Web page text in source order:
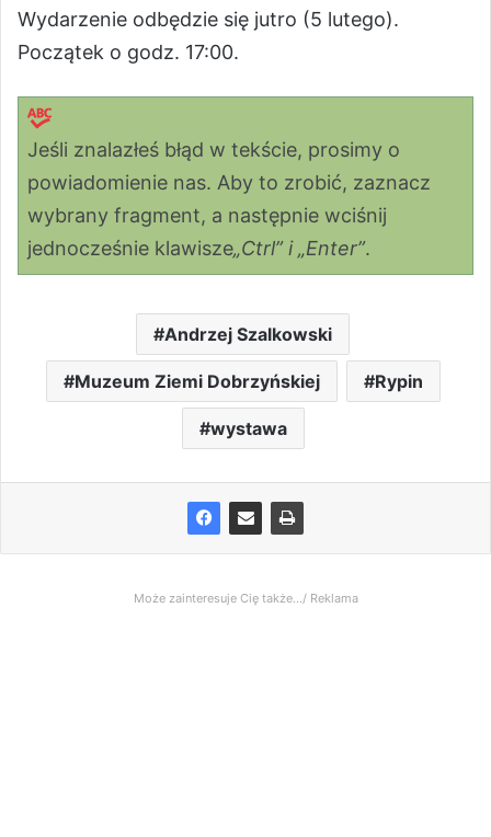
Wydarzenie odbędzie się jutro (5 lutego).
Początek o godz. 17:00.
Jeśli znalazłeś błąd w tekście, prosimy o
powiadomienie nas. Aby to zrobić, zaznacz
wybrany fragment, a następnie wciśnij
jednocześnie klawisze„Ctrl” i „Enter”.
Andrzej Szalkowski
Muzeum Ziemi Dobrzyńskiej Rypin
wystawa
Może zainteresuje Cię także.../ Reklama